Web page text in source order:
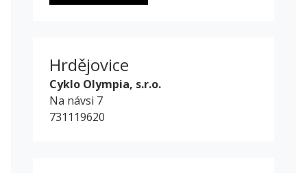
Hrdějovice
Cyklo Olympia, s.r.o.
Na návsi 7
731119620